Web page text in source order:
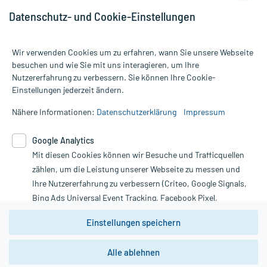
Alle Preise gelten inkl. MwSt., ggf. zzgl. Versandkosten
Informationen auf dieser Website werden ausschließlich für
die Untersuchung und Behandlung durch einen Arzt. Bitte
Therapien eingeleitet werden können. | Diese Webseite benutzt
Google Analytics. Lesen Sie bitte dazu die wichtigen Hinweise in
unserer Datenschutzerklärung. Für den Widerruf einer Bestellung
nutzen Sie das Formular:
Vertrag widerrufen
*Hinweise zu unseren Aktionen und Bewertungen
Datenschutz- und Cookie-Einstellungen
Wir verwenden Cookies um zu erfahren, wann Sie unsere Webseite
besuchen und wie Sie mit uns interagieren, um Ihre
Nutzererfahrung zu verbessern. Sie können Ihre Cookie-
Einstellungen jederzeit ändern.
Nähere Informationen: Datenschutzerklärung Impressum
Google Analytics
Mit diesen Cookies können wir Besuche und Trafficquellen
zählen, um die Leistung unserer Webseite zu messen und
Ihre Nutzererfahrung zu verbessern (Criteo, Google Signals,
Bing Ads Universal Event Tracking, Facebook Pixel,
Youtube-Social Plugin).
Wir weisen darauf hin, dass die
zwingend den Europäischen Anforderungen gem. EU-
DSGVO genügen und ein Datentransfer in Drittstaaten bzw.
Einstellungen speichern
Alle ablehnen